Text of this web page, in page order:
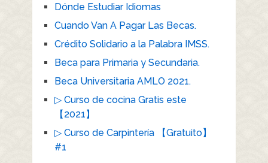
Dónde Estudiar Idiomas
Cuando Van A Pagar Las Becas.
Crédito Solidario a la Palabra IMSS.
Beca para Primaria y Secundaria.
Beca Universitaria AMLO 2021.
▷ Curso de cocina Gratis este
【2021】
▷ Curso de Carpintería 【Gratuito】
#1